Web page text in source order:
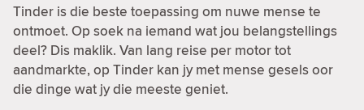
Tinder is die beste toepassing om nuwe mense te
ontmoet. Op soek na iemand wat jou belangstellings
deel? Dis maklik. Van lang reise per motor tot
aandmarkte, op Tinder kan jy met mense gesels oor
die dinge wat jy die meeste geniet.